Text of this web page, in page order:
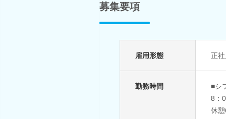
募集要項
雇用形態 正
勤務時間
■シ
8：
休